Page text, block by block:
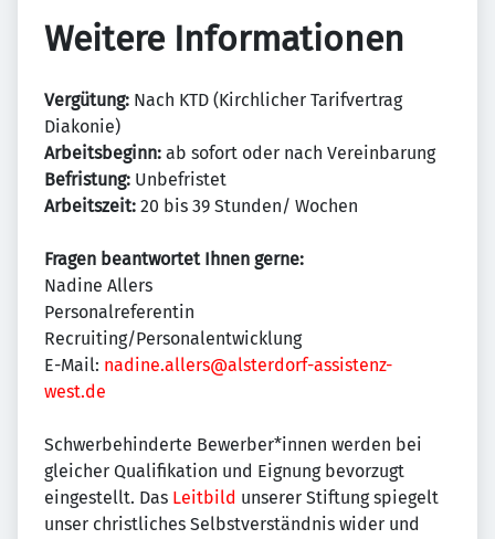
Weitere Informationen
Vergütung: Nach KTD (Kirchlicher Tarifvertrag
Diakonie)
Arbeitsbeginn: ab sofort oder nach Vereinbarung
Befristung: Unbefristet
Arbeitszeit: 20 bis 39 Stunden/ Wochen
Fragen beantwortet Ihnen gerne:
Nadine Allers
Personalreferentin
Recruiting/Personalentwicklung
E-Mail: nadine.allers@alsterdorf-assistenz-
west.de
Schwerbehinderte Bewerber*innen werden bei
gleicher Qualifikation und Eignung bevorzugt
eingestellt. Das Leitbild unserer Stiftung spiegelt
unser christliches Selbstverständnis wider und